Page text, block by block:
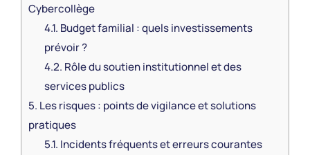
Cybercollège
4.1. Budget familial : quels investissements
prévoir ?
4.2. Rôle du soutien institutionnel et des
services publics
5. Les risques : points de vigilance et solutions
pratiques
5.1. Incidents fréquents et erreurs courantes